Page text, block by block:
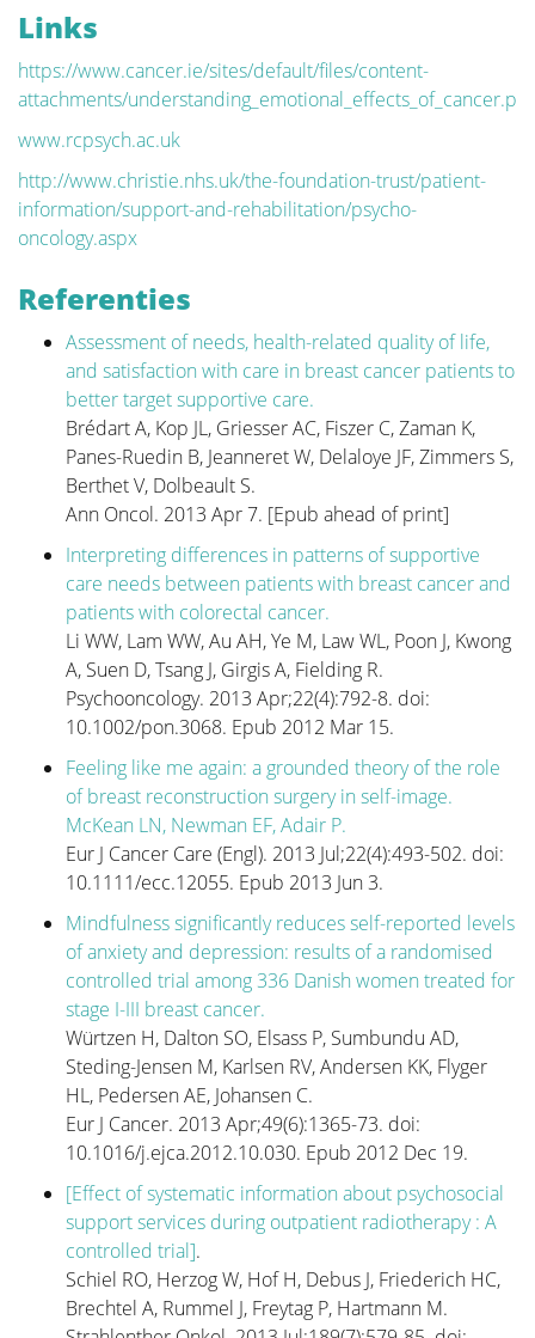
oncologische chirurgen te brengen. Door vooraf een
geïnformeerde beslissing te nemen, blazen we geen
bruggen op voor een latere reconstructie zonder
hierbij het oncologische aspect uit het oog te
verliezen. Uiteraard primeert de overleving en zal de
beslissing van de oncologische chirurg altijd voorgaan.
Op de pagina "Beslissen" staat alle informatie die u
kan verwachten tijdens een eerste consultatie
alvorens u de tumor laat verwijderen. Deze pagina is
zeer uitgebreid en uw plastisch chirurg zal enkel die
informatie vermelden die voor uw persoonlijke
situatie toepasbaar is.
"Verwijderen van de tumor" vertelt het verhaal van de
operatie zelf. Dit is de belangrijkste operatie want
een goede wegname van de tumor is en blijft het
belangrijkste. We leiden u door de verschillende
vormen van wegname. Deze beslissing wordt vaak
voor u genomen door een multidisciplinair team van
oncologen, radiologen, pathologen, radiotherapeuten,
borstverpleegkundigen, gynaecologen, oncologische
chirurgen en plastische chirurgen.
In het deel "Borstreconstructie" staat alle informatie
en illustratie van de verschillende soorten
reconstructie met bijhorende stappen.
Verwijderen van de tumor
Beslissen
Borstreconstructie
Adjuvante therapie
Bijkomende operaties na
borstreconstructie
Praktische Problemen
Links
https://www.cancer.ie/sites/default/files/content-
attachments/understanding_emotional_effects_of_cancer.pdf
www.rcpsych.ac.uk
http://www.christie.nhs.uk/the-foundation-trust/patient-
information/support-and-rehabilitation/psycho-
oncology.aspx
Referenties
Assessment of needs, health-related quality of life,
and satisfaction with care in breast cancer patients to
better target supportive care.
Brédart A, Kop JL, Griesser AC, Fiszer C, Zaman K,
Panes-Ruedin B, Jeanneret W, Delaloye JF, Zimmers S,
Berthet V, Dolbeault S.
Ann Oncol. 2013 Apr 7. [Epub ahead of print]
Interpreting differences in patterns of supportive
care needs between patients with breast cancer and
patients with colorectal cancer.
Li WW, Lam WW, Au AH, Ye M, Law WL, Poon J, Kwong
A, Suen D, Tsang J, Girgis A, Fielding R.
Psychooncology. 2013 Apr;22(4):792-8. doi:
10.1002/pon.3068. Epub 2012 Mar 15.
Feeling like me again: a grounded theory of the role
of breast reconstruction surgery in self-image.
McKean LN, Newman EF, Adair P.
Eur J Cancer Care (Engl). 2013 Jul;22(4):493-502. doi:
10.1111/ecc.12055. Epub 2013 Jun 3.
Mindfulness significantly reduces self-reported levels
of anxiety and depression: results of a randomised
controlled trial among 336 Danish women treated for
stage I-III breast cancer.
Würtzen H, Dalton SO, Elsass P, Sumbundu AD,
Steding-Jensen M, Karlsen RV, Andersen KK, Flyger
HL, Pedersen AE, Johansen C.
Eur J Cancer. 2013 Apr;49(6):1365-73. doi:
10.1016/j.ejca.2012.10.030. Epub 2012 Dec 19.
[Effect of systematic information about psychosocial
support services during outpatient radiotherapy : A
controlled trial].
Schiel RO, Herzog W, Hof H, Debus J, Friederich HC,
Brechtel A, Rummel J, Freytag P, Hartmann M.